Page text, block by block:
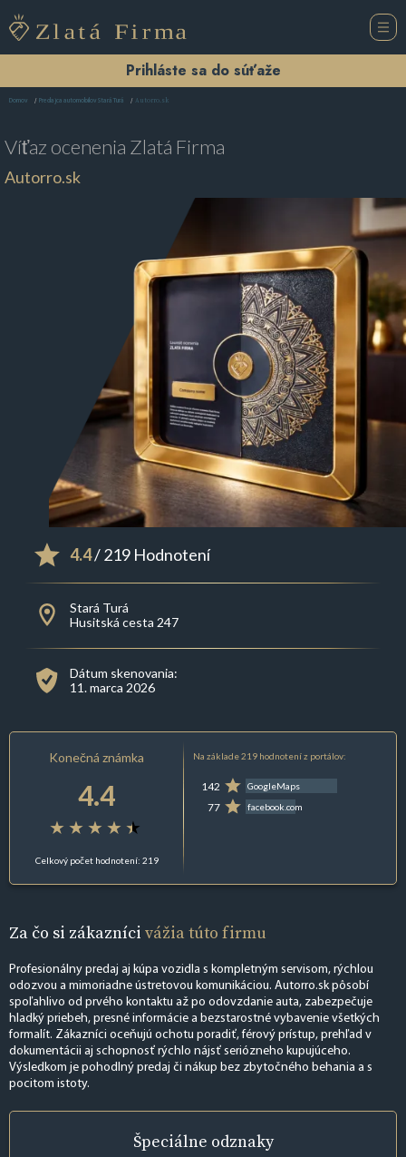
Prihláste sa do súťaže
Domov Predajca automobilov Stará Turá Autorro.sk
Víťaz ocenenia Zlatá Firma
Autorro.sk
4.4/ 219 Hodnotení
Stará Turá
Husitská cesta 247
Dátum skenovania:
11. marca 2026
Konečná známka
4.4
Celkový počet hodnotení: 219
Na základe 219 hodnotení z portálov:
142 GoogleMaps
77 facebook.com
Za čo si zákazníci vážia túto firmu
Profesionálny predaj aj kúpa vozidla s kompletným servisom, rýchlou
odozvou a mimoriadne ústretovou komunikáciou. Autorro.sk pôsobí
spoľahlivo od prvého kontaktu až po odovzdanie auta, zabezpečuje
hladký priebeh, presné informácie a bezstarostné vybavenie všetkých
formalít. Zákazníci oceňujú ochotu poradiť, férový prístup, prehľad v
dokumentácii aj schopnosť rýchlo nájsť seriózneho kupujúceho.
Výsledkom je pohodlný predaj či nákup bez zbytočného behania a s
pocitom istoty.
Špeciálne odznaky